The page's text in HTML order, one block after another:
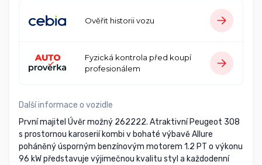
Ověřit historii vozu
Fyzická kontrola před koupí
profesionálem
Další informace o vozidle
První majitel Úvěr možný 262222. Atraktivní Peugeot 308
s prostornou karoserií kombi v bohaté výbavě Allure
poháněný úsporným benzínovým motorem 1.2 PT o výkonu
96 kW představuje výjimečnou kvalitu styl a každodenní